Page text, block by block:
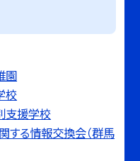
園
校
支援学校
する情報交換会（群馬